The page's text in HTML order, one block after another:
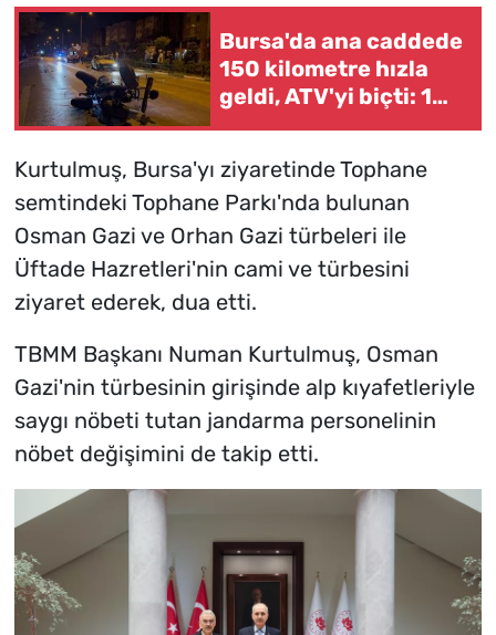
Bursa'da ana caddede
150 kilometre hızla
geldi, ATV'yi biçti: 1
ölü
Kurtulmuş, Bursa'yı ziyaretinde Tophane
semtindeki Tophane Parkı'nda bulunan
Osman Gazi ve Orhan Gazi türbeleri ile
Üftade Hazretleri'nin cami ve türbesini
ziyaret ederek, dua etti.
TBMM Başkanı Numan Kurtulmuş, Osman
Gazi'nin türbesinin girişinde alp kıyafetleriyle
saygı nöbeti tutan jandarma personelinin
nöbet değişimini de takip etti.